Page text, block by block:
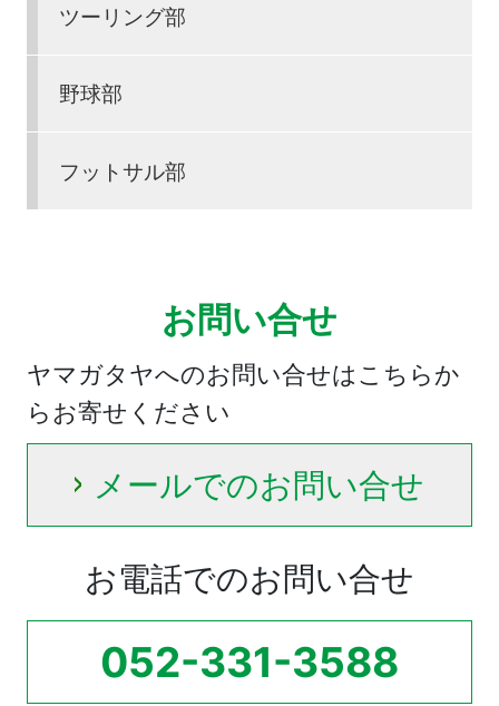
ツーリング部
野球部
フットサル部
お問い合せ
ヤマガタヤへのお問い合せはこちらか
らお寄せください
メールでのお問い合せ
お電話でのお問い合せ
052-331-3588